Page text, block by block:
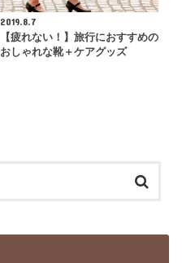
2019.8.7
【疲れない！】旅行におすすめの
おしゃれな靴＋ケアグッズ